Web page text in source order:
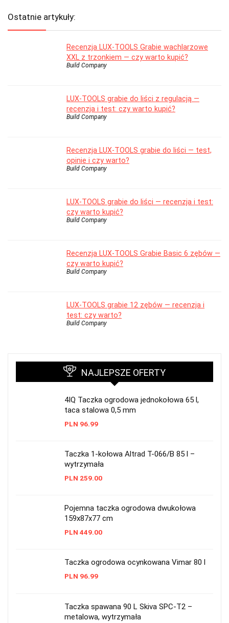
Ostatnie artykuły:
Recenzja LUX-TOOLS Grabie wachlarzowe
XXL z trzonkiem — czy warto kupić?
Build Company
LUX-TOOLS grabie do liści z regulacją —
recenzja i test: czy warto kupić?
Build Company
Recenzja LUX-TOOLS grabie do liści — test,
opinie i czy warto?
Build Company
LUX-TOOLS grabie do liści — recenzja i test:
czy warto kupić?
Build Company
Recenzja LUX-TOOLS Grabie Basic 6 zębów —
czy warto kupić?
Build Company
LUX-TOOLS grabie 12 zębów — recenzja i
test: czy warto?
Build Company
NAJLEPSZE OFERTY
4IQ Taczka ogrodowa jednokołowa 65 l,
taca stalowa 0,5 mm
PLN 96.99
Taczka 1-kołowa Altrad T-066/B 85 l –
wytrzymała
PLN 259.00
Pojemna taczka ogrodowa dwukołowa
159x87x77 cm
PLN 449.00
Taczka ogrodowa ocynkowana Vimar 80 l
PLN 96.99
Taczka spawana 90 L Skiva SPC-T2 –
metalowa, wytrzymała